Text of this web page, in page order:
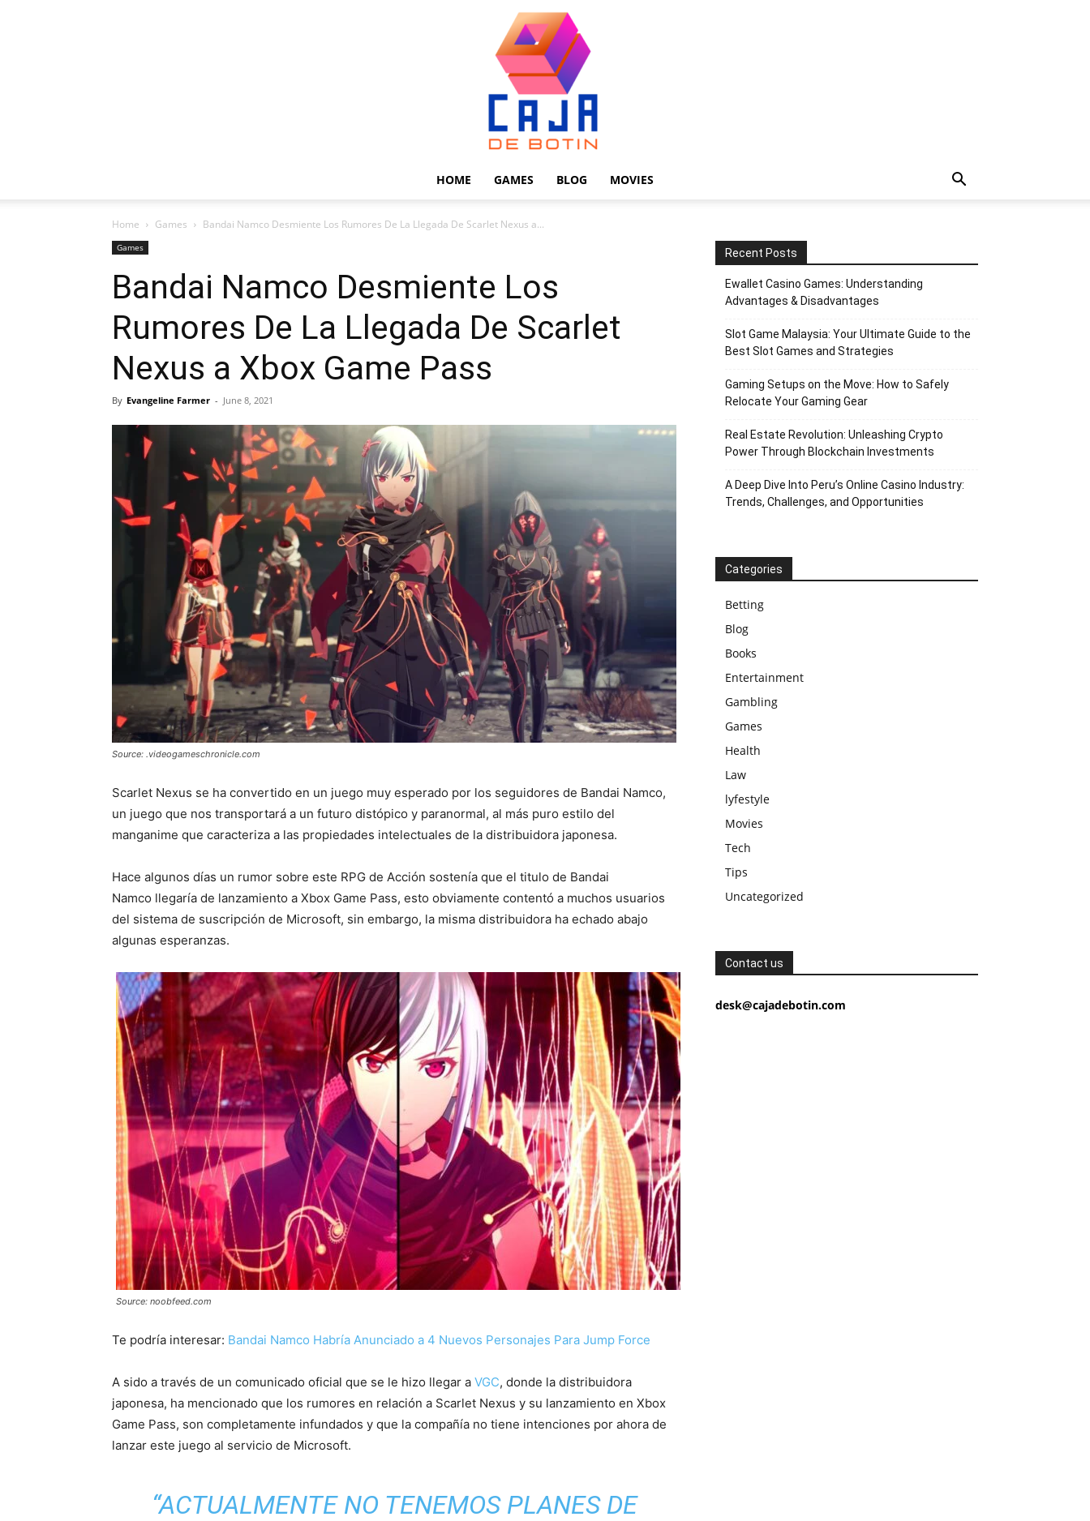
Botin
HOME GAMES BLOG MOVIES
Home Games Bandai Namco Desmiente Los Rumores De La Llegada De Scarlet Nexus a...
Games
Bandai Namco Desmiente Los
Rumores De La Llegada De Scarlet
Nexus a Xbox Game Pass
By Evangeline Farmer - June 8, 2021
Source: .videogameschronicle.com
Scarlet Nexus se ha convertido en un juego muy esperado por los seguidores de Bandai Namco,
un juego que nos transportará a un futuro distópico y paranormal, al más puro estilo del
manganime que caracteriza a las propiedades intelectuales de la distribuidora japonesa.
Hace algunos días un rumor sobre este RPG de Acción sostenía que el titulo de Bandai
Namco llegaría de lanzamiento a Xbox Game Pass, esto obviamente contentó a muchos usuarios
del sistema de suscripción de Microsoft, sin embargo, la misma distribuidora ha echado abajo
algunas esperanzas.
Source: noobfeed.com
Te podría interesar: Bandai Namco Habría Anunciado a 4 Nuevos Personajes Para Jump Force
A sido a través de un comunicado oficial que se le hizo llegar a VGC, donde la distribuidora
japonesa, ha mencionado que los rumores en relación a Scarlet Nexus y su lanzamiento en Xbox
Game Pass, son completamente infundados y que la compañía no tiene intenciones por ahora de
lanzar este juego al servicio de Microsoft.
“ACTUALMENTE NO TENEMOS PLANES DE
Recent Posts
Ewallet Casino Games: Understanding
Advantages & Disadvantages
Slot Game Malaysia: Your Ultimate Guide to the
Best Slot Games and Strategies
Gaming Setups on the Move: How to Safely
Relocate Your Gaming Gear
Real Estate Revolution: Unleashing Crypto
Power Through Blockchain Investments
A Deep Dive Into Peru’s Online Casino Industry:
Trends, Challenges, and Opportunities
Categories
Betting
Blog
Books
Entertainment
Gambling
Games
Health
Law
lyfestyle
Movies
Tech
Tips
Uncategorized
Contact us
desk@cajadebotin.com